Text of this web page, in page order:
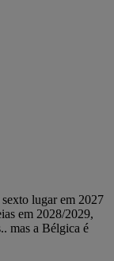
lugar em 2027
em 2028/2029,
mas a Bélgica é